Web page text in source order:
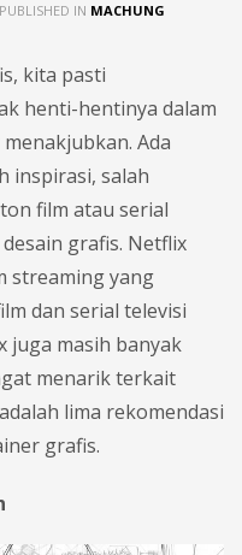
PUBLISHED IN MACHUNG
kita pasti
henti-hentinya dalam
Ada
inspirasi, salah
film atau serial
grafis. Netflix
streaming yang
dan serial televisi
juga masih banyak
menarik terkait
lima rekomendasi
grafis.